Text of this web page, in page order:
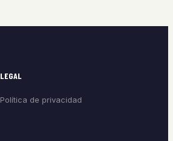
LEGAL
Política de privacidad